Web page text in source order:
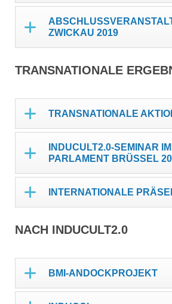
ZWICKAU 2019
TRANSNATIONALE
TRANSNATIONALE
INDUCULT2.0-SEMINAR
PARLAMENT BRÜSSEL
INTERNATIONALE
NACH INDUCULT2.0
BMI-ANDOCKPROJEKT